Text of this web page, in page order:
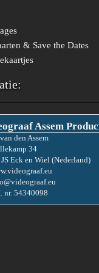
& Save the Dates
Assem
van den Assem
34
Eck en Wiel (Nederland)
nr. 54340098